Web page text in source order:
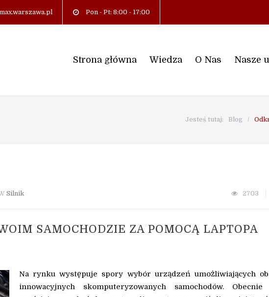
Pon - Pt: 8:00 - 17:00
Strona główna Wiedza O Nas Nasze
Jesteś tutaj: Blog /
Silnik 2703
SAMOCHODZIE ZA POMOCĄ LAPTOPA
Na rynku występuje spory wybór urządzeń umożliwiających
innowacyjnych skomputeryzowanych samochodów. Obecnie